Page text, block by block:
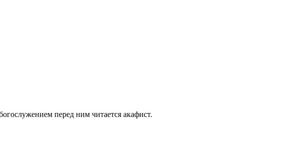
перед ним читается акафист.